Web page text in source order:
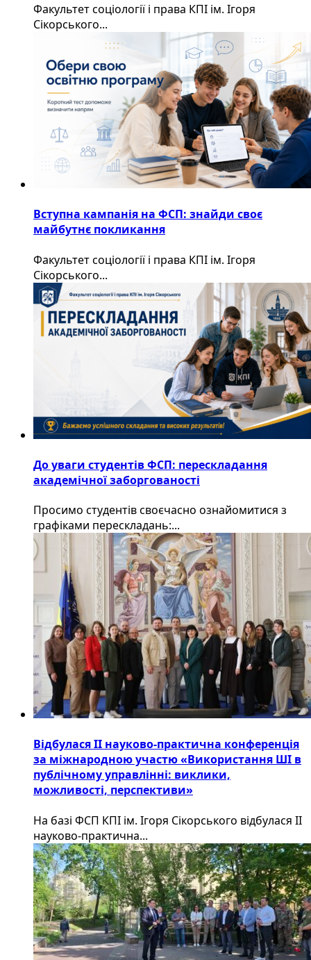
Факультет соціології і права КПІ ім. Ігоря
Сікорського...
Вступна кампанія на ФСП: знайди своє
майбутнє покликання
Факультет соціології і права КПІ ім. Ігоря
Сікорського...
До уваги студентів ФСП: перескладання
академічної заборгованості
Просимо студентів своєчасно ознайомитися з
графіками перескладань:...
Відбулася ІІ науково-практична конференція
за міжнародною участю «Використання ШІ в
публічному управлінні: виклики,
можливості, перспективи»
На базі ФСП КПІ ім. Ігоря Сікорського відбулася ІІ
науково-практична...